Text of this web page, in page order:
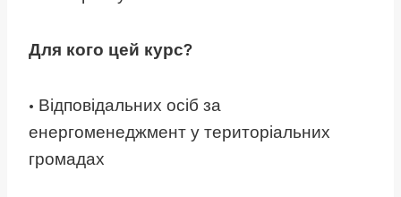
Для кого цей курс?
• Відповідальних осіб за
енергоменеджмент у територіальних
громадах